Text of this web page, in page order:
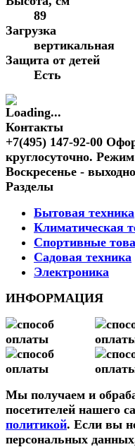
89
Загрузка
вертикальная
Защита от детей
Есть
Контакты
+7(495) 147-92-00
круглосуточно.
Воскресенье -
Разделы
Бытовая техника
Климатическая
Спортивные
Садовая техника
Электроника
ИНФОРМАЦИЯ
Мы получаем и
посетителей нашего
политикой. Если вы
персональных